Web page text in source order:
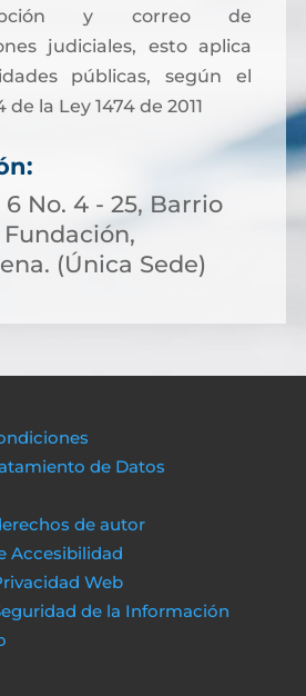
y correo de
judiciales, esto aplica
públicas, según el
la Ley 1474 de 2011
No. 4 - 25, Barrio
(Única Sede)
de Datos
de autor
Accesibilidad
Web
de la Información